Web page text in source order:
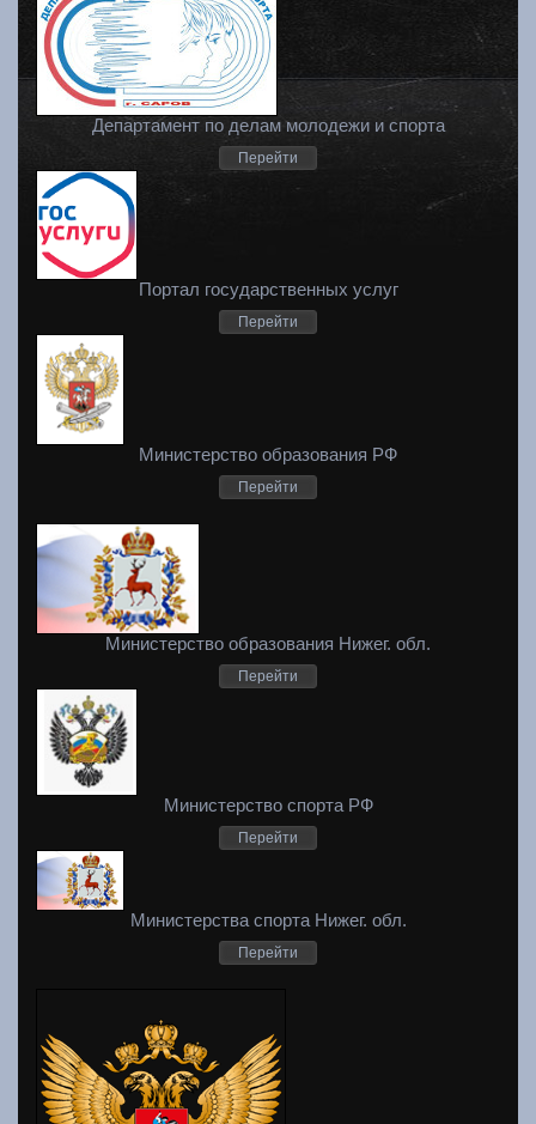
Департамент по делам молодежи и спорта
Перейти
Портал государственных услуг
Перейти
Министерство образования РФ
Перейти
Министерство образования Нижег. обл.
Перейти
Министерство спорта РФ
Перейти
Министерства спорта Нижег. обл.
Перейти